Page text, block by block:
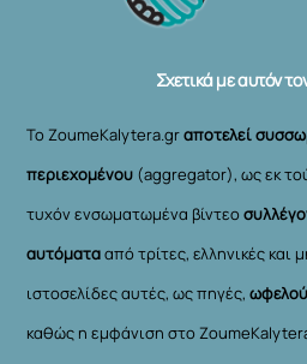
Σχετικά με αυτόν
Το ZoumeKalytera.grαποτελεί
περιεχομένου (aggregator), ως εκ
τυχόν ενσωματωμένα βίντεο
αυτόματααπό τρίτες, ελληνικές και
ιστοσελίδες αυτές, ως πηγές,
καθώς η εμφάνιση στο